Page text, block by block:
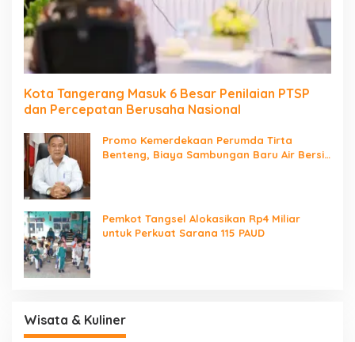
Kota Tangerang Masuk 6 Besar Penilaian PTSP
dan Percepatan Berusaha Nasional
Promo Kemerdekaan Perumda Tirta
Benteng, Biaya Sambungan Baru Air Bersih
Pemkot Tangsel Alokasikan Rp4 Miliar
untuk Perkuat Sarana 115 PAUD
Wisata & Kuliner